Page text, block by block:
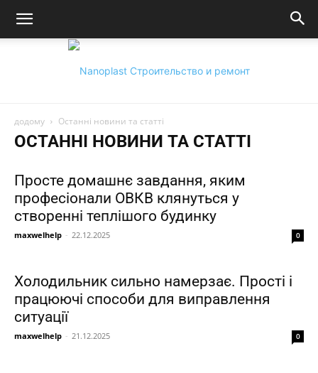
Nanoplast:
Технології,
додому Останні новини та статті
ОСТАННІ НОВИНИ ТА СТАТТІ
Просте домашнє завдання, яким
професіонали ОВКВ клянуться у
створенні теплішого будинку
maxwelhelp - 22.12.2025 0
Холодильник сильно намерзає. Прості і
працюючі способи для виправлення
ситуації
maxwelhelp - 21.12.2025 0